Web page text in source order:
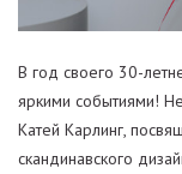
В год своего 30-
яркими событиями!
Катей Карлинг,
скандинавского